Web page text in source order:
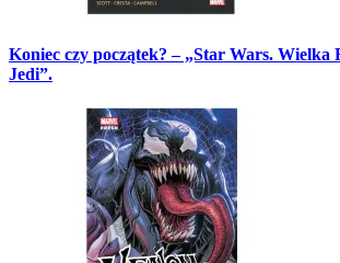
Koniec czy początek? – „Star Wars. Wielka
Jedi”.